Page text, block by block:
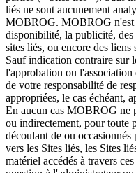
liés ne sont aucunement
MOBROG. MOBROG n'est
disponibilité, la publicité, des
sites liés, ou encore des
Sauf indication contraire sur
l'approbation ou
de votre responsabilité de
appropriées, le cas échéant,
En aucun cas MOBROG ne
ou indirectement, pour toute
découlant de ou
vers les Sites liés, les Sites
matériel accédés à travers